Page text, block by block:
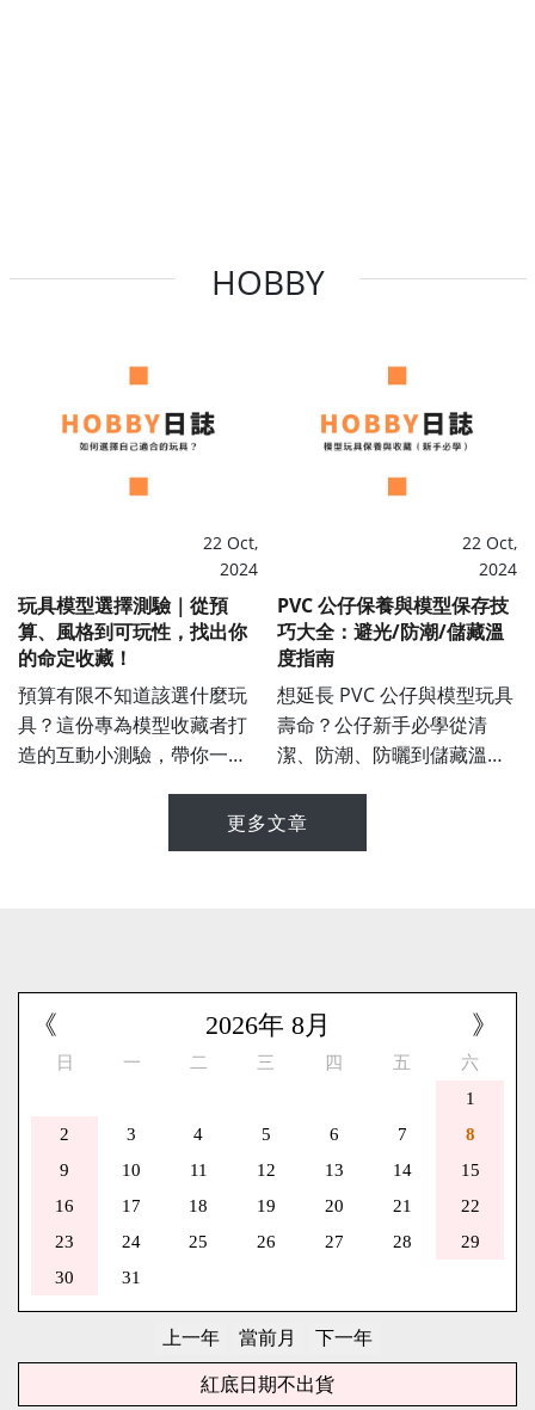
HOBBY
22 Oct,
2024
玩具模型選擇測驗｜從預
算、風格到可玩性，找出你
的命定收藏！
預算有限不知道該選什麼玩
具？這份專為模型收藏者打
造的互動小測驗，帶你一步
黏土人、組裝模型、GK 到
22 Oct,
2024
PVC 公仔保養與模型保存技
巧大全：避光/防潮/儲藏溫
度指南
想延長 PVC 公仔與模型玩具
壽命？公仔新手必學從清
潔、防潮、防曬到儲藏溫度
學模型玩具公仔的收藏與保
更多文章
《 》
2026年 8月
日 一 二 三 四 五
六
1
2
3 4 5 6 7
8
9
10 11 12 13 14
15
16
17 18 19 20 21
22
23
24 25 26 27 28
29
30
31
紅底日期不出貨